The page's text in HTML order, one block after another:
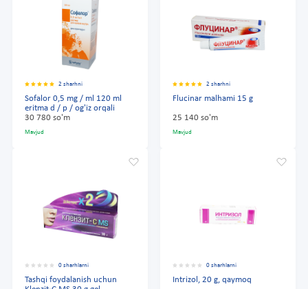
2 sharhni
Sofalor 0,5 mg / ml 120 ml
eritma d / p / og'iz orqali
30 780 so'm
Mavjud
2 sharhni
Flucinar malhami 15 g
25 140 so'm
Mavjud
0 sharhlarni
Tashqi foydalanish uchun
0 sharhlarni
Intrizol, 20 g, qaymoq